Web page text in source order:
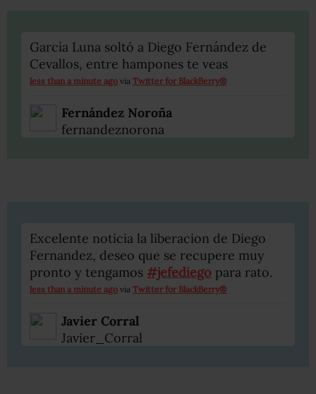
García Luna soltó a Diego Fernández de
Cevallos, entre hampones te veas
less than a minute ago via Twitter for BlackBerry®
Fernández Noroña
fernandeznorona
Excelente noticia la liberacion de Diego
Fernandez, deseo que se recupere muy
pronto y tengamos #jefediego para rato.
less than a minute ago via Twitter for BlackBerry®
Javier Corral
Javier_Corral